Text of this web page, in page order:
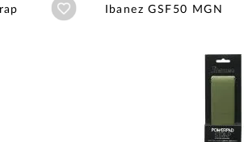
Añadir a wishlist
Ibanez GSF50 MGN